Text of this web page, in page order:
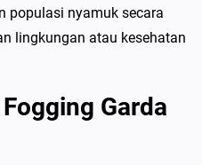
populasi nyamuk secara
lingkungan atau kesehatan
Garda